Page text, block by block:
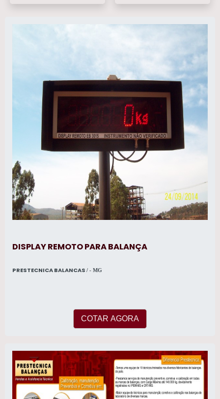
DISPLAY REMOTO PARA BALANÇA
PRESTECNICA BALANCAS / - MG
COTAR AGORA